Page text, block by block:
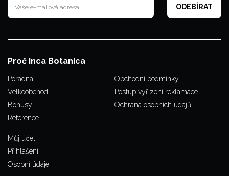
Proč Inca Botanica
Poradna
Velkoobchod
Bonusy
Reference
Obchodní podmínky
Postup vyřízení reklamace
Ochrana osobních údajů
Můj účet
Přihlášení
Osobní údaje